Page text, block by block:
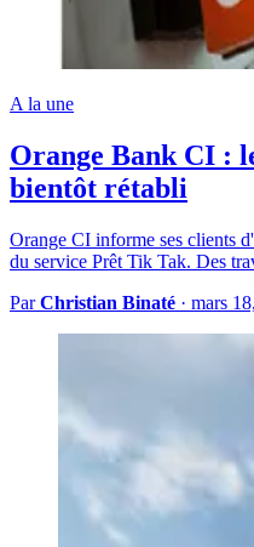
A la une
Orange Bank CI :
bientôt rétabli
Orange CI informe ses clients
du service Prêt Tik Tak. Des
ParChristian Binaté · mars